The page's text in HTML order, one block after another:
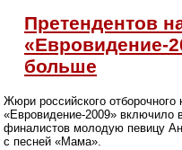
Претендентов
«Евровидение-
больше
Жюри российского отборочного
«Евровидение-2009» включило
финалистов молодую певицу
с песней «Мама».